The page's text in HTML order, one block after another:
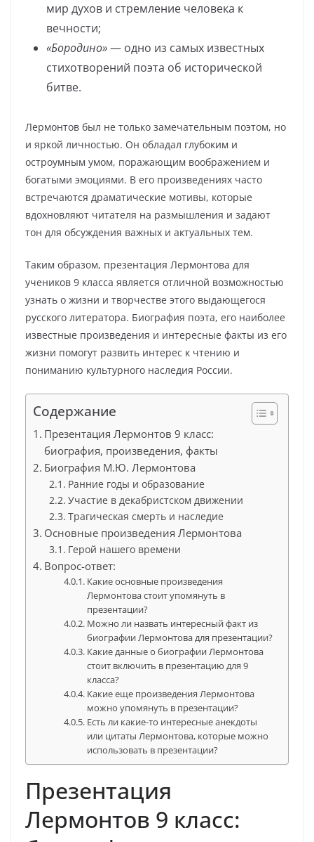
мир духов и стремление человека к
вечности;
«Бородино»— одно из самых известных
стихотворений поэта об исторической
битве.
Лермонтов был не только замечательным поэтом, но
и яркой личностью. Он обладал глубоким и
остроумным умом, поражающим воображением и
богатыми эмоциями. В его произведениях часто
встречаются драматические мотивы, которые
вдохновляют читателя на размышления и задают
тон для обсуждения важных и актуальных тем.
Таким образом, презентация Лермонтова для
учеников 9 класса является отличной возможностью
узнать о жизни и творчестве этого выдающегося
русского литератора. Биография поэта, его наиболее
известные произведения и интересные факты из его
жизни помогут развить интерес к чтению и
пониманию культурного наследия России.
Содержание
Презентация Лермонтов 9 класс:
биография, произведения, факты
Биография М.Ю. Лермонтова
Ранние годы и образование
Участие в декабристском движении
Трагическая смерть и наследие
Основные произведения Лермонтова
Герой нашего времени
Вопрос-ответ:
Какие основные произведения
Лермонтова стоит упомянуть в
презентации?
Можно ли назвать интересный факт из
биографии Лермонтова для презентации?
Какие данные о биографии Лермонтова
стоит включить в презентацию для 9
класса?
Какие еще произведения Лермонтова
можно упомянуть в презентации?
Есть ли какие-то интересные анекдоты
или цитаты Лермонтова, которые можно
использовать в презентации?
Презентация
Лермонтов 9 класс: